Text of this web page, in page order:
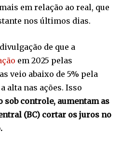
em relação ao real, que
nos últimos dias.
de que a
em 2025 pelas
veio abaixo de 5% pela
alta nas ações. Isso
sob controle, aumentam as
(BC) cortar os juros no